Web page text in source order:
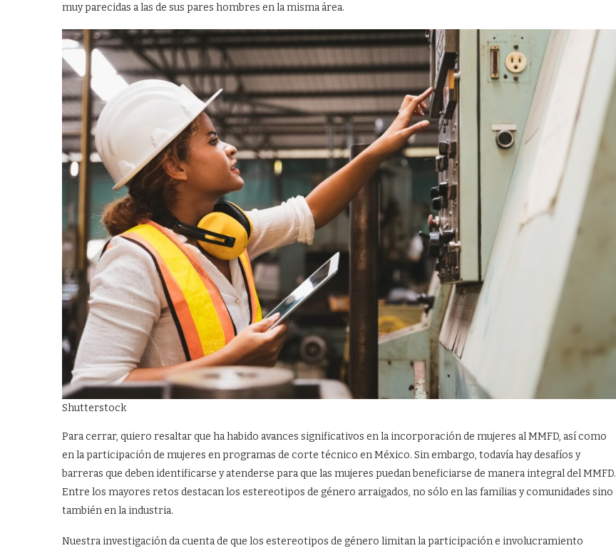
muy parecidas a las de sus pares hombres en la misma área.
Shutterstock
Para cerrar, quiero resaltar que ha habido avances significativos en la incorporación de mujeres al MMFD, así como
en la participación de mujeres en programas de corte técnico en México. Sin embargo, todavía hay desafíos y
barreras que deben identificarse y atenderse para que las mujeres puedan beneficiarse de manera integral del MMFD.
Entre los mayores retos destacan los estereotipos de género arraigados, no sólo en las familias y comunidades sino
también en la industria.
Nuestra investigación da cuenta de que los estereotipos de género limitan la participación e involucramiento